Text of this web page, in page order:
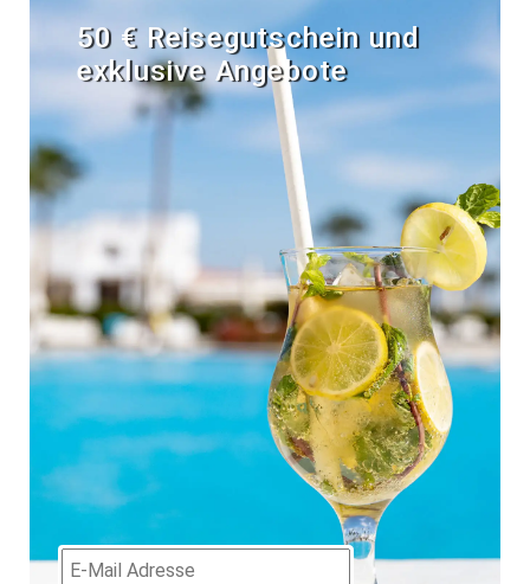
50 € Reisegutschein und
exklusive Angebote